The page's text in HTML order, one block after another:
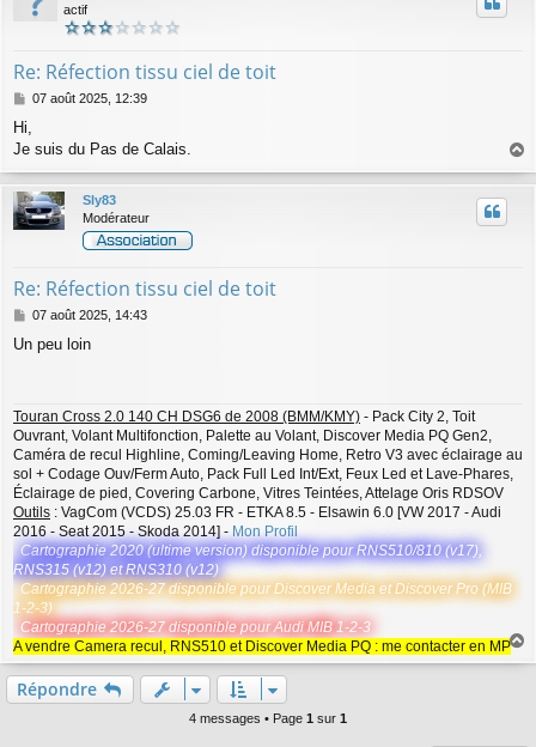
actif
Re: Réfection tissu ciel de toit
M
s
s
g
e
07 août 2025, 12:39
Hi,
Je suis du Pas de Calais.
a
u
Sly83
Modérateur
Re: Réfection tissu ciel de toit
M
s
e
07 août 2025, 14:43
Un peu loin
Touran Cross 2.0 140 CH DSG6 de 2008 (BMM/KMY) - Pack City 2, Toit
Ouvrant, Volant Multifonction, Palette au Volant, Discover Media PQ Gen2,
Caméra de recul Highline, Coming/Leaving Home, Retro V3 avec éclairage au
sol + Codage Ouv/Ferm Auto, Pack Full Led Int/Ext, Feux Led et Lave-Phares,
Éclairage de pied, Covering Carbone, Vitres Teintées, Attelage Oris RDSOV
Outils : VagCom (VCDS) 25.03 FR - ETKA 8.5 - Elsawin 6.0 [VW 2017 - Audi
2016 - Seat 2015 - Skoda 2014] - Mon Profil
Cartographie 2020 (ultime version) disponible pour RNS510/810 (v17),
RNS315 (v12) et RNS310 (v12)
Cartographie 2026-27 disponible pour Discover Media et Discover Pro (MIB
1-2-3)
Cartographie 2026-27 disponible pour Audi MIB 1-2-3
A vendre Camera recul, RNS510 et Discover Media PQ : me contacter en MP
a
Répondre
4 messages • Page 1 sur 1